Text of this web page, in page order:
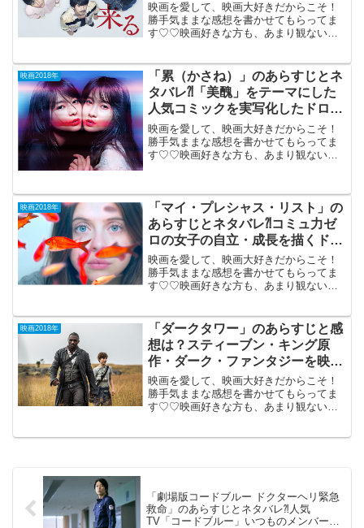
映画を愛して、映画大好きだからこそ！
勝手気ままな感想を書かせてもらってま
す♡♡映画好きな方も、あまり観ない方
悪霊と最強霊媒師の戦いを描く邦画版
「エク...
映画2018年
「累（かさね）」のあらすじとネ
タバレ⁈「美醜」をテーマにした
人気コミックを実写化したドロド
ロのバトル。
映画を愛して、映画大好きだからこそ！
勝手気ままな感想を書かせてもらってま
す♡♡映画好きな方も、あまり観ない方
テーマにした人気コミックを実写化した
ドロドロ...
映画2018年
「マイ・プレシャス・リスト」の
あらすじとネタバレ⁈コミュ力ゼ
ロの女子の自立・成長を描くドラ
マ。
映画を愛して、映画大好きだからこそ！
勝手気ままな感想を書かせてもらってま
す♡♡映画好きな方も、あまり観ない方
10月20日公開（98分）コミュ...
映画2018年
「ダークタワー」のあらすじと感
想は？スティーブン・キング原
作・ダーク・ファンタジーを映画
化。
映画を愛して、映画大好きだからこそ！
勝手気ままな感想を書かせてもらってま
す♡♡映画好きな方も、あまり観ない方
「劇場版コードブルー ドクターヘリ緊急
救命」のあらすじとネタバレ⁈人気
TV「コードブルー」いつものメンバーで